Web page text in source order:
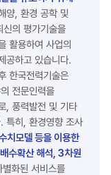
양, 환경 공학 및
신의 평가기술을
활용하여 사업의
공하고 있습니다.
한국전력기술은
전문인력을
, 풍력발전 및 기타
특히, 환경영향 조사
치모델 등을 이용한
수확산 해석, 3차원
별화된 서비스를